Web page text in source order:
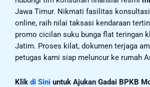
Jawa Timur. Nikmati fasilitas
online, raih nilai taksasi kendaraan
promo cicilan suku bunga flat teringan
Jatim. Proses kilat, dokumen terjaga
petugas kami siap meluncur ke rumah
Klik di Sini untuk Ajukan Gadai BPKB